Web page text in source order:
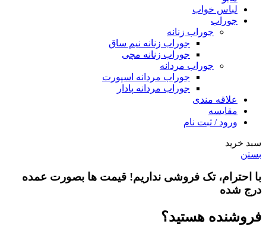
لباس خواب
جوراب
جوراب زنانه
جوراب زنانه نیم ساق
جوراب زنانه مچی
جوراب مردانه
جوراب مردانه اسپورت
جوراب مردانه پادار
علاقه مندی
مقایسه
ورود / ثبت نام
سبد خرید
بستن
با احترام، تک فروشی نداریم! قیمت ها بصورت عمده
درج شده
فروشنده هستید؟